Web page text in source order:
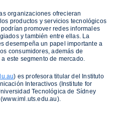
organizaciones ofrecieran
productos y servicios tecnológicos
promover redes informales
y también entre ellas. La
desempeña un papel importante a
consumidores, además de
este segmento de mercado.
) es profesora titular del Instituto
Interactivos (Institute for
Tecnológica de Sídney